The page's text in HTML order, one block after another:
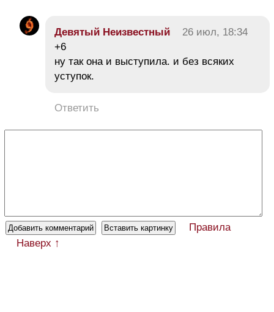
Девятый Неизвестный
26 июл, 18:34
+6
ну так она и выступила. и без всяких
уступок.
Ответить
Правила
Наверх ↑